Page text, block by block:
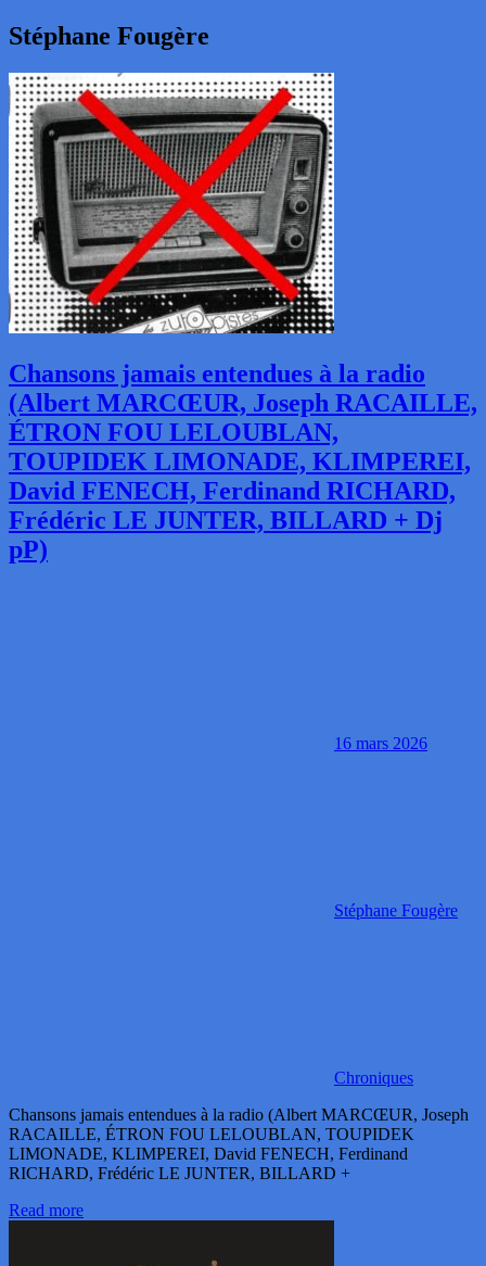
Stéphane Fougère
Chansons jamais entendues à la radio
(Albert MARCŒUR, Joseph RACAILLE,
ÉTRON FOU LELOUBLAN,
TOUPIDEK LIMONADE, KLIMPEREI,
David FENECH, Ferdinand RICHARD,
Frédéric LE JUNTER, BILLARD + Dj
pP)
16 mars 2026
Stéphane Fougère
Chroniques
Chansons jamais entendues à la radio (Albert MARCŒUR, Joseph
RACAILLE, ÉTRON FOU LELOUBLAN, TOUPIDEK
LIMONADE, KLIMPEREI, David FENECH, Ferdinand
RICHARD, Frédéric LE JUNTER, BILLARD +
Read more